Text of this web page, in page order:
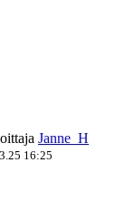
Janne_H
16:25